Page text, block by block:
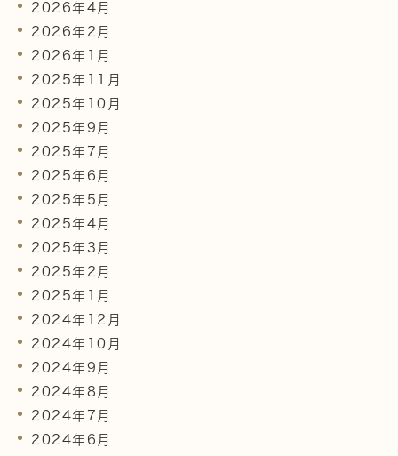
2026年4月
2026年2月
2026年1月
2025年11月
2025年10月
2025年9月
2025年7月
2025年6月
2025年5月
2025年4月
2025年3月
2025年2月
2025年1月
2024年12月
2024年10月
2024年9月
2024年8月
2024年7月
2024年6月